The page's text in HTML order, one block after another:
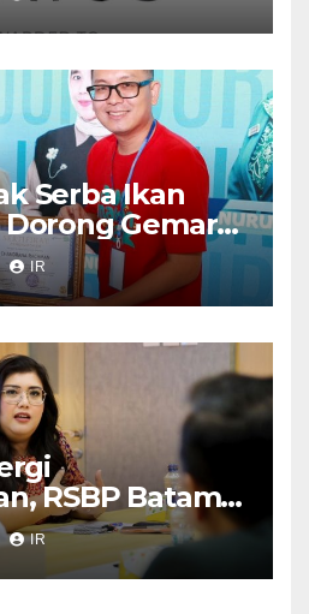
Serba Ikan
Gemar
IR
RSBP Batam
Ketersediaan
IR